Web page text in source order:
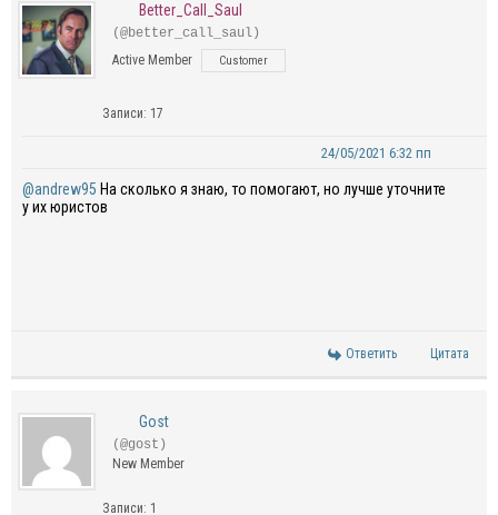
Better_Call_Saul
(@better_call_saul)
Active Member
Customer
Записи: 17
24/05/2021 6:32 пп
@andrew95 На сколько я знаю, то помогают, но лучше уточните
у их юристов
Ответить Цитата
Gost
(@gost)
New Member
Записи: 1